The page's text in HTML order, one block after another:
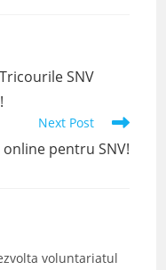
SNV
Next Post
pentru SNV!
voluntariatul